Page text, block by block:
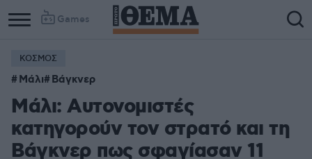
Games
ΚΟΣΜΟΣ
Μάλι Βάγκνερ
Μάλι: Αυτονομιστές
κατηγορούν τον στρατό και τη
Βάγκνερ πως σφαγίασαν 11